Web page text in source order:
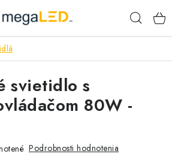
svietidlo s
80W -
Podrobnosti hodnotenia